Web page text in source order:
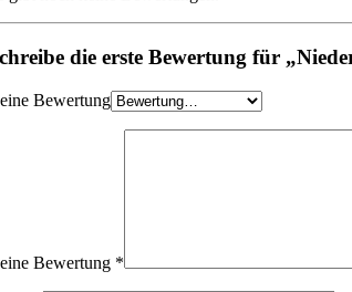
die erste Bewertung für
Bewertung
Bewertung *